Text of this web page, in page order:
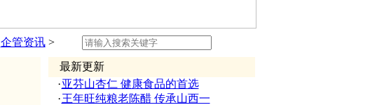
企管资讯>
最新更新
·亚芬山杏仁 健康食品的首选
·王年旺纯粮老陈醋 传承山西一